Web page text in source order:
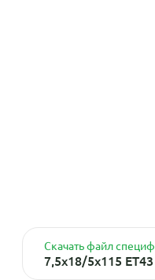
Скачать файл